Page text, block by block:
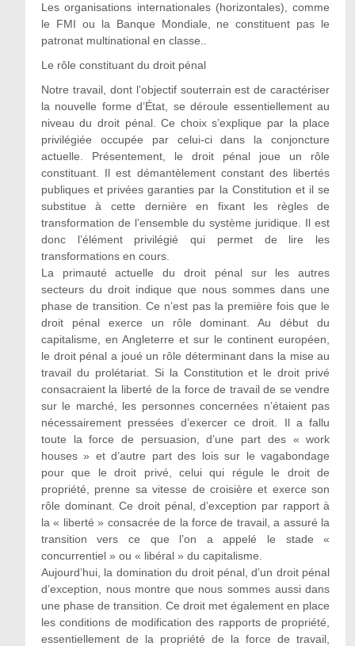
Les organisations internationales (horizontales), comme
le FMI ou la Banque Mondiale, ne constituent pas le
patronat multinational en classe..
Le rôle constituant du droit pénal
Notre travail, dont l’objectif souterrain est de caractériser
la nouvelle forme d’État, se déroule essentiellement au
niveau du droit pénal. Ce choix s’explique par la place
privilégiée occupée par celui-ci dans la conjoncture
actuelle. Présentement, le droit pénal joue un rôle
constituant. Il est démantèlement constant des libertés
publiques et privées garanties par la Constitution et il se
substitue à cette dernière en fixant les règles de
transformation de l’ensemble du système juridique. Il est
donc l’élément privilégié qui permet de lire les
transformations en cours.
La primauté actuelle du droit pénal sur les autres
secteurs du droit indique que nous sommes dans une
phase de transition. Ce n’est pas la première fois que le
droit pénal exerce un rôle dominant. Au début du
capitalisme, en Angleterre et sur le continent européen,
le droit pénal a joué un rôle déterminant dans la mise au
travail du prolétariat. Si la Constitution et le droit privé
consacraient la liberté de la force de travail de se vendre
sur le marché, les personnes concernées n’étaient pas
nécessairement pressées d’exercer ce droit. Il a fallu
toute la force de persuasion, d’une part des « work
houses » et d’autre part des lois sur le vagabondage
pour que le droit privé, celui qui régule le droit de
propriété, prenne sa vitesse de croisière et exerce son
rôle dominant. Ce droit pénal, d’exception par rapport à
la « liberté » consacrée de la force de travail, a assuré la
transition vers ce que l’on a appelé le stade «
concurrentiel » ou « libéral » du capitalisme.
Aujourd’hui, la domination du droit pénal, d’un droit pénal
d’exception, nous montre que nous sommes aussi dans
une phase de transition. Ce droit met également en place
les conditions de modification des rapports de propriété,
essentiellement de la propriété de la force de travail,